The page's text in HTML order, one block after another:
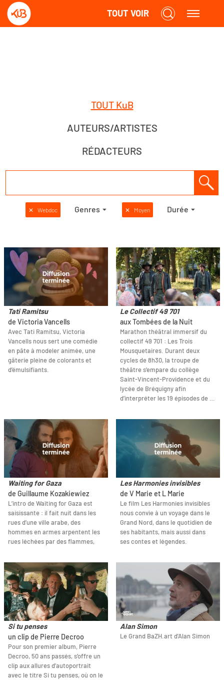
TOUT VOIR
TOUT KuB
AUTEURS/ARTISTES
RÉDACTEURS
✕ Webdoc Genres ✕ Moyen Durée
Tati Ramitsu
de Victoria Vancells
Avec Tati Ramitsu, Victoria
Vancells nous sert une comédie
en pâte à modeler animée, une
gâterie pleine de colorants et
d’émulsifiants.
Le Collectif 49 701
aux Tombées de la Nuit
Marathon théâtral immersif du
collectif 49 701 : Les Trois
Mousquetaires. Durant deux
cycles de 8h30, la troupe de
théâtre s’empare du collège
Saint-Vincent-Providence et du
lycée de Bréquigny afin
d’interpréter les 19 épisodes de …
Waiting for Gaza
de Guillaume Kozakiewiez
L’intro de Waiting for Gaza est
saisissante : il fait nuit dans les
rues d’une ville arabe, des
hommes en armes arpentent les
rues léchées par des flammes,
Les Harmonies invisibles
de V Marie et L Marie
Le film Les Harmonies invisibles
nous convie à un voyage dans le
Grand Nord, dans le quotidien de
ses habitants, mais aussi dans
ses contes et légendes.
Si tu penses
un clip de Pierre Decroo
Pour son premier album, Pierre
Decroo, 50 ans passés, s’offre un
clip aux allures d’autoportrait
avec le titre Si tu penses, où on le
Alan Simon
Le Grand BaZH.art d'Alan Simon